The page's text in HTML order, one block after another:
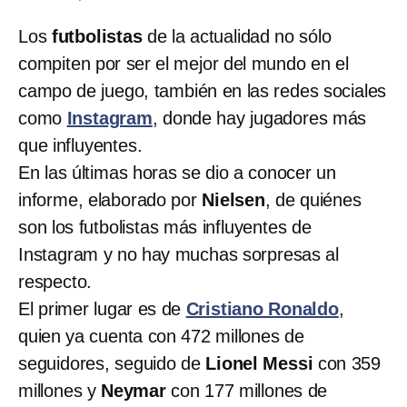
Los futbolistasde la actualidad no sólo
compiten por ser el mejor del mundo en el
campo de juego, también en las redes sociales
como Instagram, donde hay jugadores más
que influyentes.
En las últimas horas se dio a conocer un
informe, elaborado por Nielsen, de quiénes
son los futbolistas más influyentes de
Instagram y no hay muchas sorpresas al
respecto.
El primer lugar es de Cristiano Ronaldo,
quien ya cuenta con 472 millones de
seguidores, seguido de Lionel Messi con 359
millones y Neymarcon 177 millones de